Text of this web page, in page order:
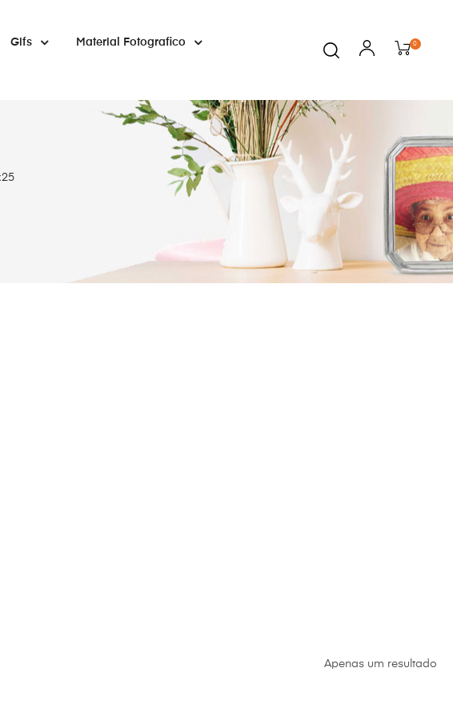
Gifs
Material Fotografico
0
Apenas um resultado